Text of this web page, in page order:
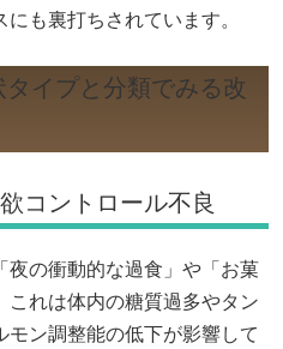
も裏打ちされています。
イプと分類でみる改
コントロール不良
夜の衝動的な過食」や「お菓
れは体内の糖質過多やタン
ン調整能の低下が影響して